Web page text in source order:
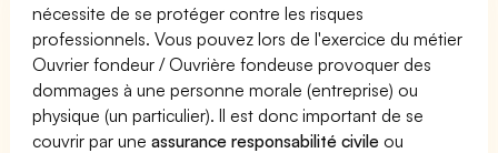
nécessite de se protéger contre les risques
professionnels. Vous pouvez lors de l'exercice du métier
Ouvrier fondeur / Ouvrière fondeuse provoquer des
dommages à une personne morale (entreprise) ou
physique (un particulier). Il est donc important de se
couvrir par uneassurance responsabilité civile ou